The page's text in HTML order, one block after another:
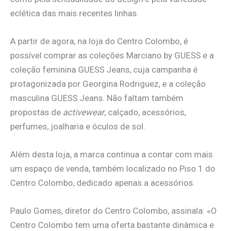
eclética das mais recentes linhas.
A partir de agora, na loja do Centro Colombo, é
possível comprar as coleções Marciano by GUESS e a
coleção feminina GUESS Jeans, cuja campanha é
protagonizada por Georgina Rodriguez, e a coleção
masculina GUESS Jeans. Não faltam também
propostas de activewear, calçado, acessórios,
perfumes, joalharia e óculos de sol.
Além desta loja, a marca continua a contar com mais
um espaço de venda, também localizado no Piso 1 do
Centro Colombo, dedicado apenas a acessórios.
Paulo Gomes, diretor do Centro Colombo, assinala: «O
Centro Colombo tem uma oferta bastante dinâmica e